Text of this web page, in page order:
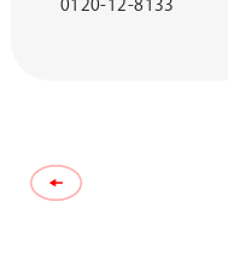
0120-12-8133